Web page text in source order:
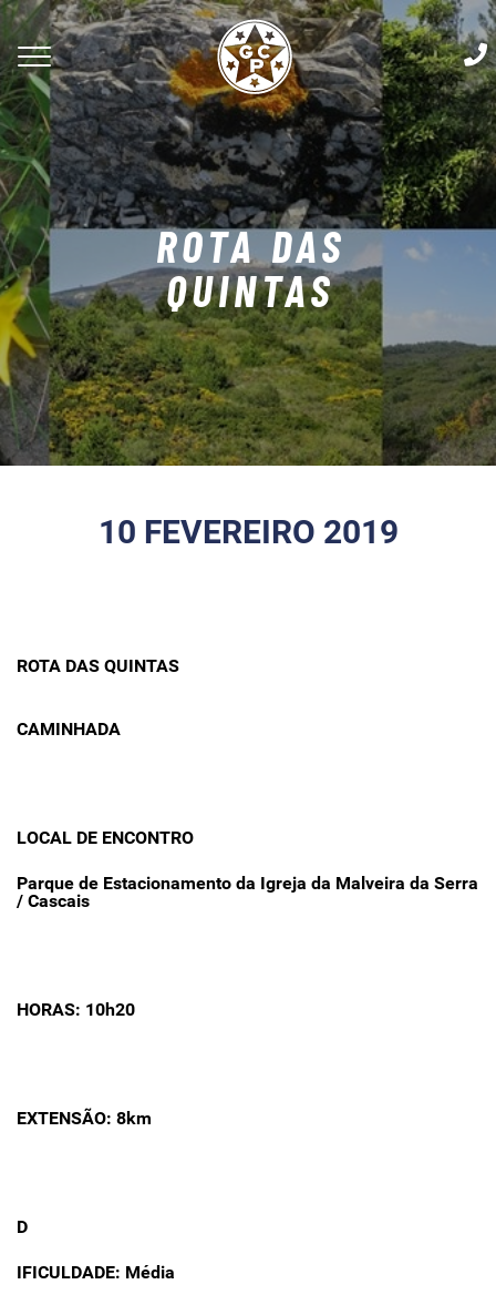
ROTA DAS
QUINTAS
10 FEVEREIRO 2019
ROTA DAS QUINTAS
CAMINHADA
LOCAL DE ENCONTRO
Parque de Estacionamento da Igreja da Malveira da Serra
/ Cascais
HORAS: 10h20
EXTENSÃO: 8km
D
IFICULDADE: Média